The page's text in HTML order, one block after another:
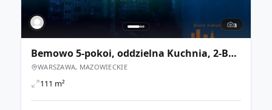
3
Bemowo 5-pokoi, oddzielna Kuchnia, 2-Balkony - 111m2
WARSZAWA, MAZOWIECKIE
111 m²